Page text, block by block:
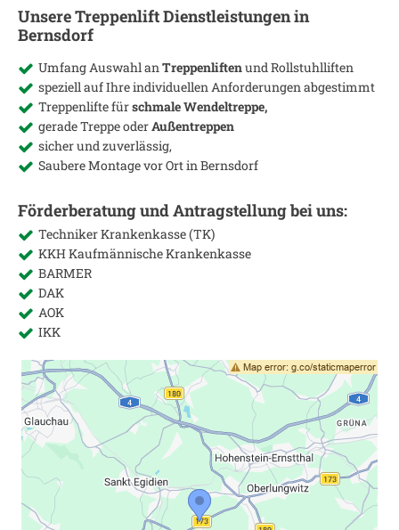
Unsere Treppenlift Dienstleistungen in
Bernsdorf
Umfang Auswahl anTreppenliftenund Rollstuhlliften
speziell auf Ihre individuellen Anforderungen abgestimmt
Treppenlifte fürschmale Wendeltreppe,
gerade Treppe oderAußentreppen
sicher und zuverlässig,
Saubere Montage vor Ort inBernsdorf
Förderberatung und Antragstellung bei uns:
Techniker Krankenkasse (TK)
KKH Kaufmännische Krankenkasse
BARMER
DAK
AOK
IKK